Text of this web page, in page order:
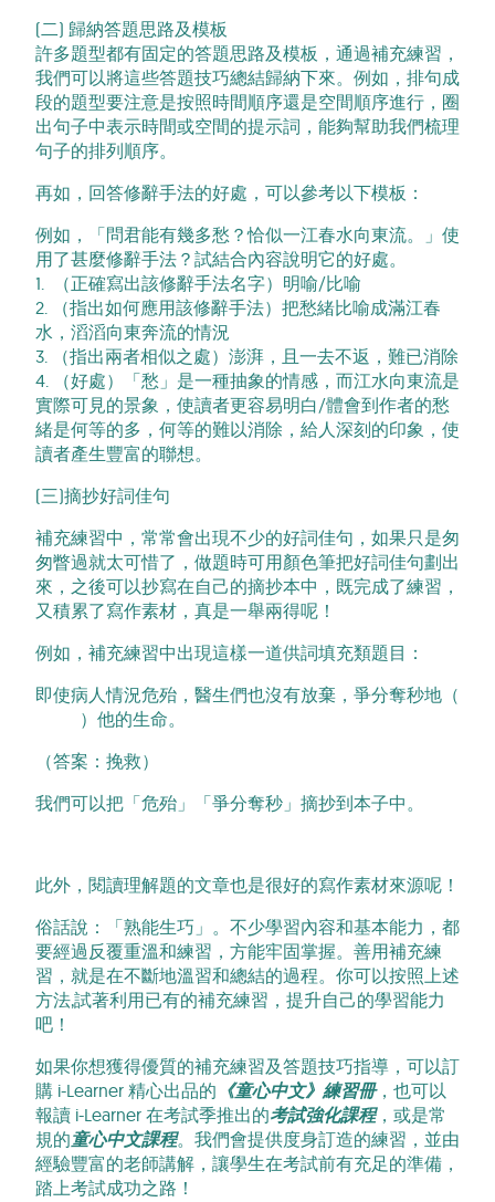
(二) 歸納答題思路及模板
許多題型都有固定的答題思路及模板，通過補充練習，
我們可以將這些答題技巧總結歸納下來。例如，排句成
段的題型要注意是按照時間順序還是空間順序進行，圈
出句子中表示時間或空間的提示詞，能夠幫助我們梳理
句子的排列順序。
再如，回答修辭手法的好處，可以參考以下模板：
例如，「問君能有幾多愁？恰似一江春水向東流。」使
用了甚麼修辭手法？試結合內容說明它的好處。
1. （正確寫出該修辭手法名字）明喻/比喻
2. （指出如何應用該修辭手法）把愁緒比喻成滿江春
水，滔滔向東奔流的情況
3. （指出兩者相似之處）澎湃，且一去不返，難已消除
4. （好處）「愁」是一種抽象的情感，而江水向東流是
實際可見的景象，使讀者更容易明白/體會到作者的愁
緒是何等的多，何等的難以消除，給人深刻的印象，使
讀者產生豐富的聯想。
(三)摘抄好詞佳句
補充練習中，常常會出現不少的好詞佳句，如果只是匆
匆瞥過就太可惜了，做題時可用顏色筆把好詞佳句劃出
來，之後可以抄寫在自己的摘抄本中，既完成了練習，
又積累了寫作素材，真是一舉兩得呢！
例如，補充練習中出現這樣一道供詞填充類題目：
即使病人情況危殆，醫生們也沒有放棄，爭分奪秒地（
）他的生命。
（答案：挽救）
我們可以把「危殆」「爭分奪秒」摘抄到本子中。
此外，閱讀理解題的文章也是很好的寫作素材來源呢！
俗話說：「熟能生巧」。不少學習內容和基本能力，都
要經過反覆重溫和練習，方能牢固掌握。善用補充練
習，就是在不斷地溫習和總結的過程。你可以按照上述
方法,試著利用已有的補充練習，提升自己的學習能力
吧！
如果你想獲得優質的補充練習及答題技巧指導，可以訂
購 i-Learner 精心出品的 《童心中文》練習冊，也可以
報讀 i-Learner 在考試季推出的考試強化課程，或是常
規的童心中文課程。我們會提供度身訂造的練習，並由
經驗豐富的老師講解，讓學生在考試前有充足的準備，
踏上考試成功之路！